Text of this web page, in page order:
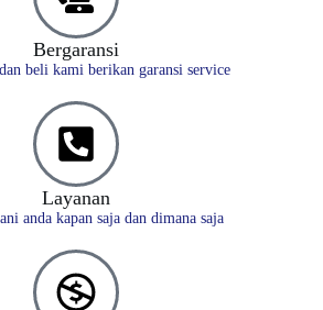
Bergaransi
beli kami berikan garansi service
Layanan
anda kapan saja dan dimana saja